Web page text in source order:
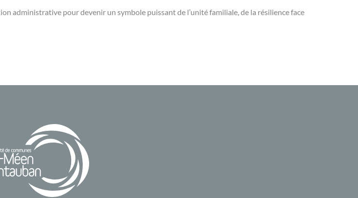
administrative pour devenir un symbole puissant de l’unité familiale, de la résilience face